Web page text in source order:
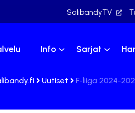
SalibandyTV
Info Sarjat
Uutiset F-liiga 2024-